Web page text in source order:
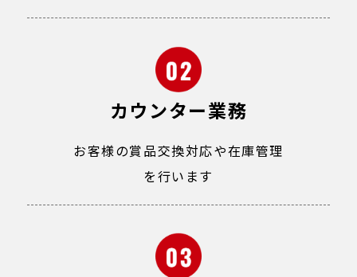
カウンター業務
お客様の賞品交換対応や在庫管理
を行います